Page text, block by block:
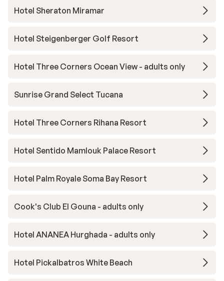
Hotel Sheraton Miramar
Hotel Steigenberger Golf Resort
Hotel Three Corners Ocean View - adults only
Sunrise Grand Select Tucana
Hotel Three Corners Rihana Resort
Hotel Sentido Mamlouk Palace Resort
Hotel Palm Royale Soma Bay Resort
Cook's Club El Gouna - adults only
Hotel ANANEA Hurghada - adults only
Hotel Pickalbatros White Beach